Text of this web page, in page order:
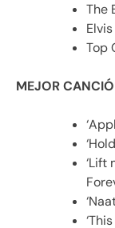
The
Elvis
Top
MEJOR
‘Lift